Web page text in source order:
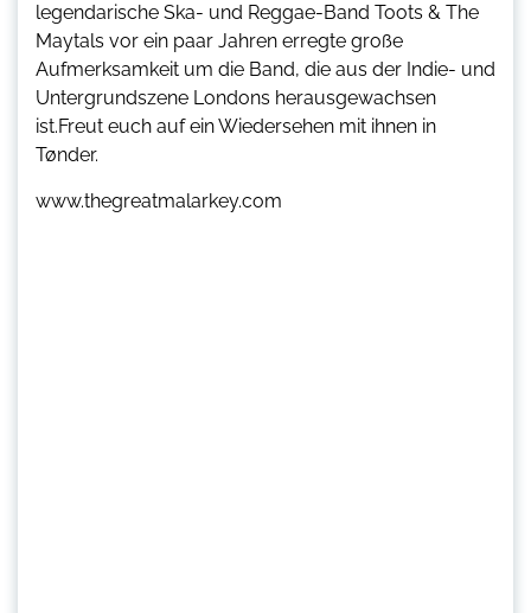
legendarische Ska- und Reggae-Band Toots & The
Maytals vor ein paar Jahren erregte große
Aufmerksamkeit um die Band, die aus der Indie- und
Untergrundszene Londons herausgewachsen
ist.Freut euch auf ein Wiedersehen mit ihnen in
Tønder.
www.thegreatmalarkey.com